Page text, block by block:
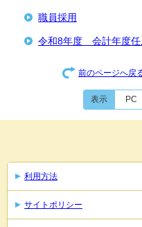
職員採用
令和8年度 会計年度任
前のページへ戻
表示 PC
利用方法
サイトポリシー